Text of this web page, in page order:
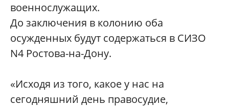
военнослужащих.
До заключения в колонию оба
осужденных будут содержаться в СИЗО
N4 Ростова-на-Дону.
«Исходя из того, какое у нас на
сегодняшний день правосудие,